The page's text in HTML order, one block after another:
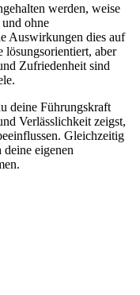
werden, weise
ohne
Auswirkungen dies auf
aber
Zufriedenheit sind
deine Führungskraft
Verlässlichkeit zeigst,
Gleichzeitig
deine eigenen